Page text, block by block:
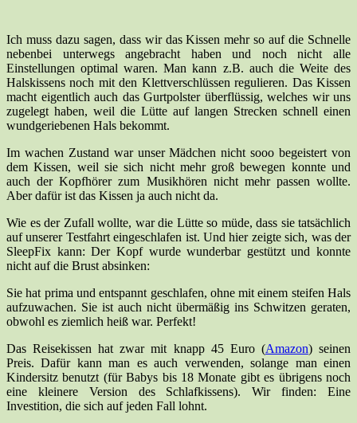
Ich muss dazu sagen, dass wir das Kissen mehr so auf die Schnelle
nebenbei unterwegs angebracht haben und noch nicht alle
Einstellungen optimal waren. Man kann z.B. auch die Weite des
Halskissens noch mit den Klettverschlüssen regulieren. Das Kissen
macht eigentlich auch das Gurtpolster überflüssig, welches wir uns
zugelegt haben, weil die Lütte auf langen Strecken schnell einen
wundgeriebenen Hals bekommt.
Im wachen Zustand war unser Mädchen nicht sooo begeistert von
dem Kissen, weil sie sich nicht mehr groß bewegen konnte und
auch der Kopfhörer zum Musikhören nicht mehr passen wollte.
Aber dafür ist das Kissen ja auch nicht da.
Wie es der Zufall wollte, war die Lütte so müde, dass sie tatsächlich
auf unserer Testfahrt eingeschlafen ist. Und hier zeigte sich, was der
SleepFix kann: Der Kopf wurde wunderbar gestützt und konnte
nicht auf die Brust absinken:
Sie hat prima und entspannt geschlafen, ohne mit einem steifen Hals
aufzuwachen. Sie ist auch nicht übermäßig ins Schwitzen geraten,
obwohl es ziemlich heiß war. Perfekt!
Das Reisekissen hat zwar mit knapp 45 Euro (Amazon) seinen
Preis. Dafür kann man es auch verwenden, solange man einen
Kindersitz benutzt (für Babys bis 18 Monate gibt es übrigens noch
eine kleinere Version des Schlafkissens). Wir finden: Eine
Investition, die sich auf jeden Fall lohnt.